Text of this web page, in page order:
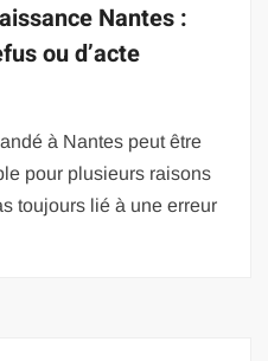
Nantes :
ou d’acte
à Nantes peut être
pour plusieurs raisons
toujours lié à une erreur